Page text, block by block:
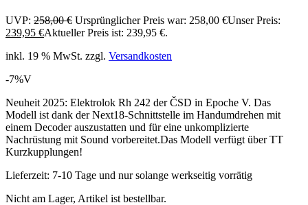
UVP: 258,00€ Ursprünglicher Preis war: 258,00 €Unser Preis:
239,95 €Aktueller Preis ist: 239,95 €.
inkl. 19 % MwSt. zzgl. Versandkosten
-7%V
Neuheit 2025: Elektrolok Rh 242 der ČSD in Epoche V. Das
Modell ist dank der Next18-Schnittstelle im Handumdrehen mit
einem Decoder auszustatten und für eine unkomplizierte
Nachrüstung mit Sound vorbereitet.Das Modell verfügt über TT
Kurzkupplungen!
Lieferzeit: 7-10 Tage und nur solange werkseitig vorrätig
Nicht am Lager, Artikel ist bestellbar.